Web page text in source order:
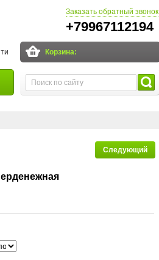
Заказать обратный звонок
+79967112194
Корзина:
Следующий